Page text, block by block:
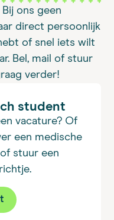
ons geen
direct persoonlijk
of snel iets wilt
Bel, mail of stuur
verder!
student
vacature? Of
een medische
stuur een